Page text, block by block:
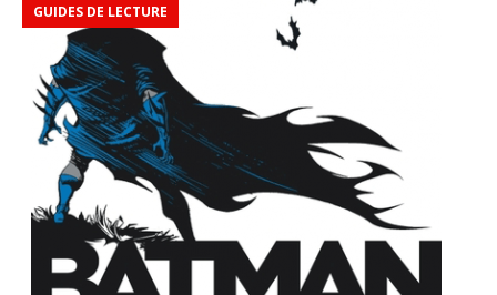
GUIDES DE LECTURE